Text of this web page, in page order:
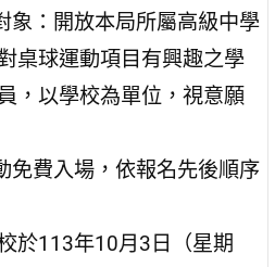
象：開放本局所屬高級中學
桌球運動項目有興趣之學
，以學校為單位，視意願
免費入場，依報名先後順序
於113年10月3日（星期